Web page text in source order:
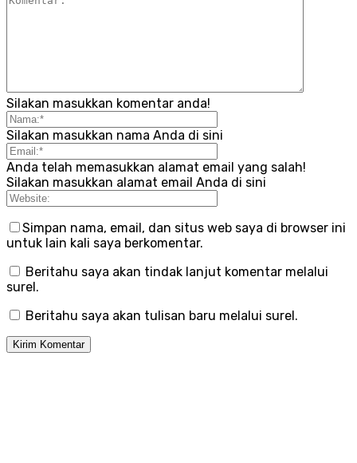
Silakan masukkan komentar anda!
Silakan masukkan nama Anda di sini
Anda telah memasukkan alamat email yang salah!
Silakan masukkan alamat email Anda di sini
Simpan nama, email, dan situs web saya di browser ini
untuk lain kali saya berkomentar.
Beritahu saya akan tindak lanjut komentar melalui
surel.
Beritahu saya akan tulisan baru melalui surel.